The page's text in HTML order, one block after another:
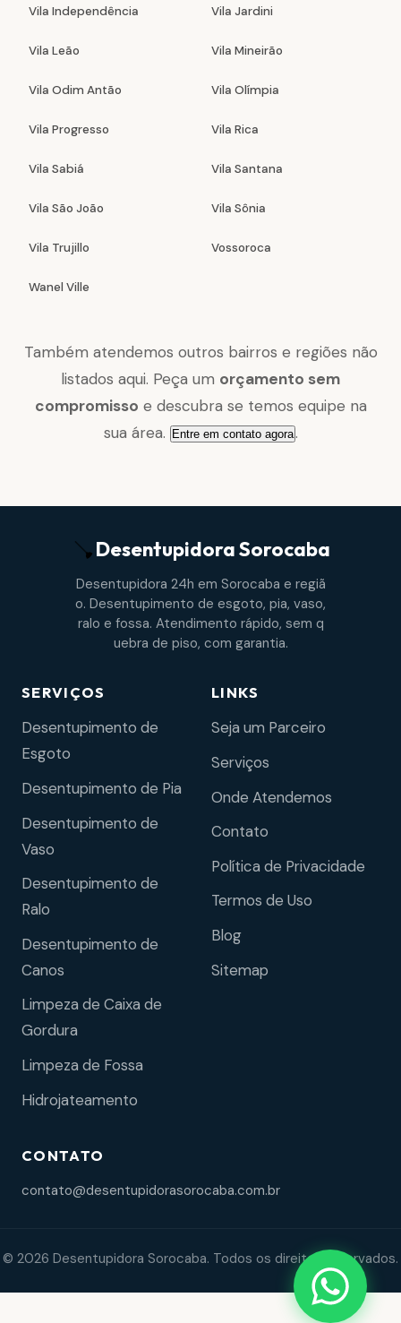
Vila Independência Vila Jardini
Vila Leão Vila Mineirão
Vila Odim Antão Vila Olímpia
Vila Progresso Vila Rica
Vila Sabiá Vila Santana
Vila São João Vila Sônia
Vila Trujillo Vossoroca
Wanel Ville
Também atendemos outros bairros e regiões não
listados aqui. Peça um orçamento sem
compromisso e descubra se temos equipe na
sua área. Entre em contato agora.
DesentupidoraSorocaba
Desentupidora 24h em Sorocaba e regiã
o. Desentupimento de esgoto, pia, vaso,
ralo e fossa. Atendimento rápido, sem q
uebra de piso, com garantia.
SERVIÇOS
Desentupimento de
Esgoto
Desentupimento de Pia
Desentupimento de
Vaso
Desentupimento de
Ralo
Desentupimento de
Canos
Limpeza de Caixa de
Gordura
Limpeza de Fossa
Hidrojateamento
LINKS
Seja um Parceiro
Serviços
Onde Atendemos
Contato
Política de Privacidade
Termos de Uso
Blog
Sitemap
CONTATO
contato@desentupidorasorocaba.com.br
© 2026 Desentupidora Sorocaba. Todos os direitos reservados.